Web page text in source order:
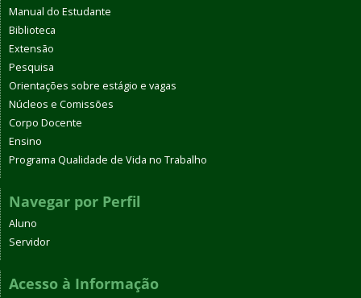
Manual do Estudante
Biblioteca
Extensão
Pesquisa
Orientações sobre estágio e vagas
Núcleos e Comissões
Corpo Docente
Ensino
Programa Qualidade de Vida no Trabalho
Navegar por Perfil
Aluno
Servidor
Acesso à Informação